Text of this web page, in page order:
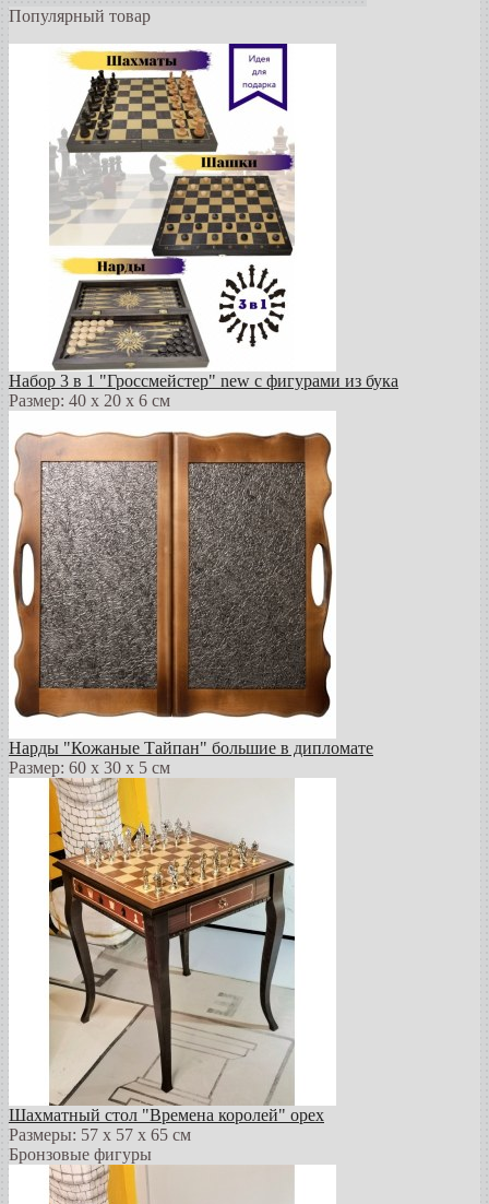
Популярный товар
Набор 3 в 1 "Гроссмейстер" new с фигурами из бука
Размер: 40 х 20 х 6 см
Нарды "Кожаные Тайпан" большие в дипломате
Размер: 60 х 30 х 5 см
Шахматный стол "Времена королей" орех
Размеры: 57 х 57 х 65 см
Бронзовые фигуры